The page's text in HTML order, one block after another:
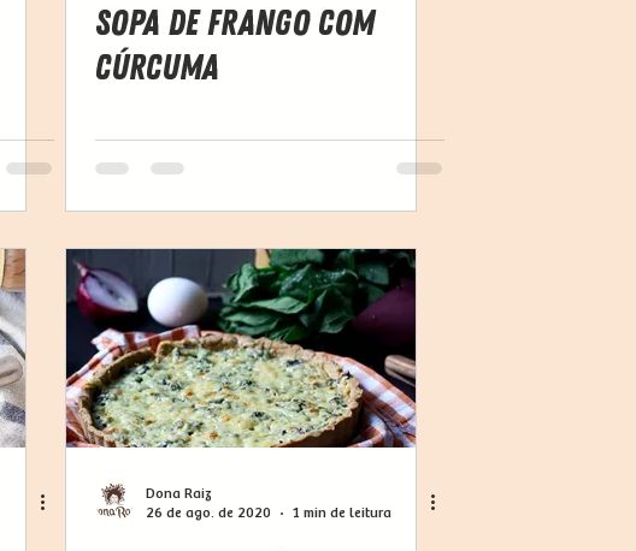
Sopa de Frango com
Cúrcuma
Dona Raiz
26 de ago. de 2020
1 min de leitura